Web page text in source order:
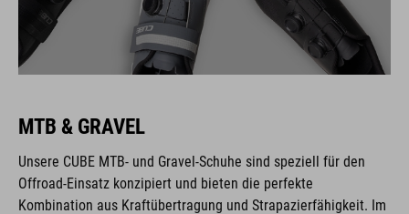
MTB & GRAVEL
Unsere CUBE MTB- und Gravel-Schuhe sind speziell für den
Offroad-Einsatz konzipiert und bieten die perfekte
Kombination aus Kraftübertragung und Strapazierfähigkeit. Im